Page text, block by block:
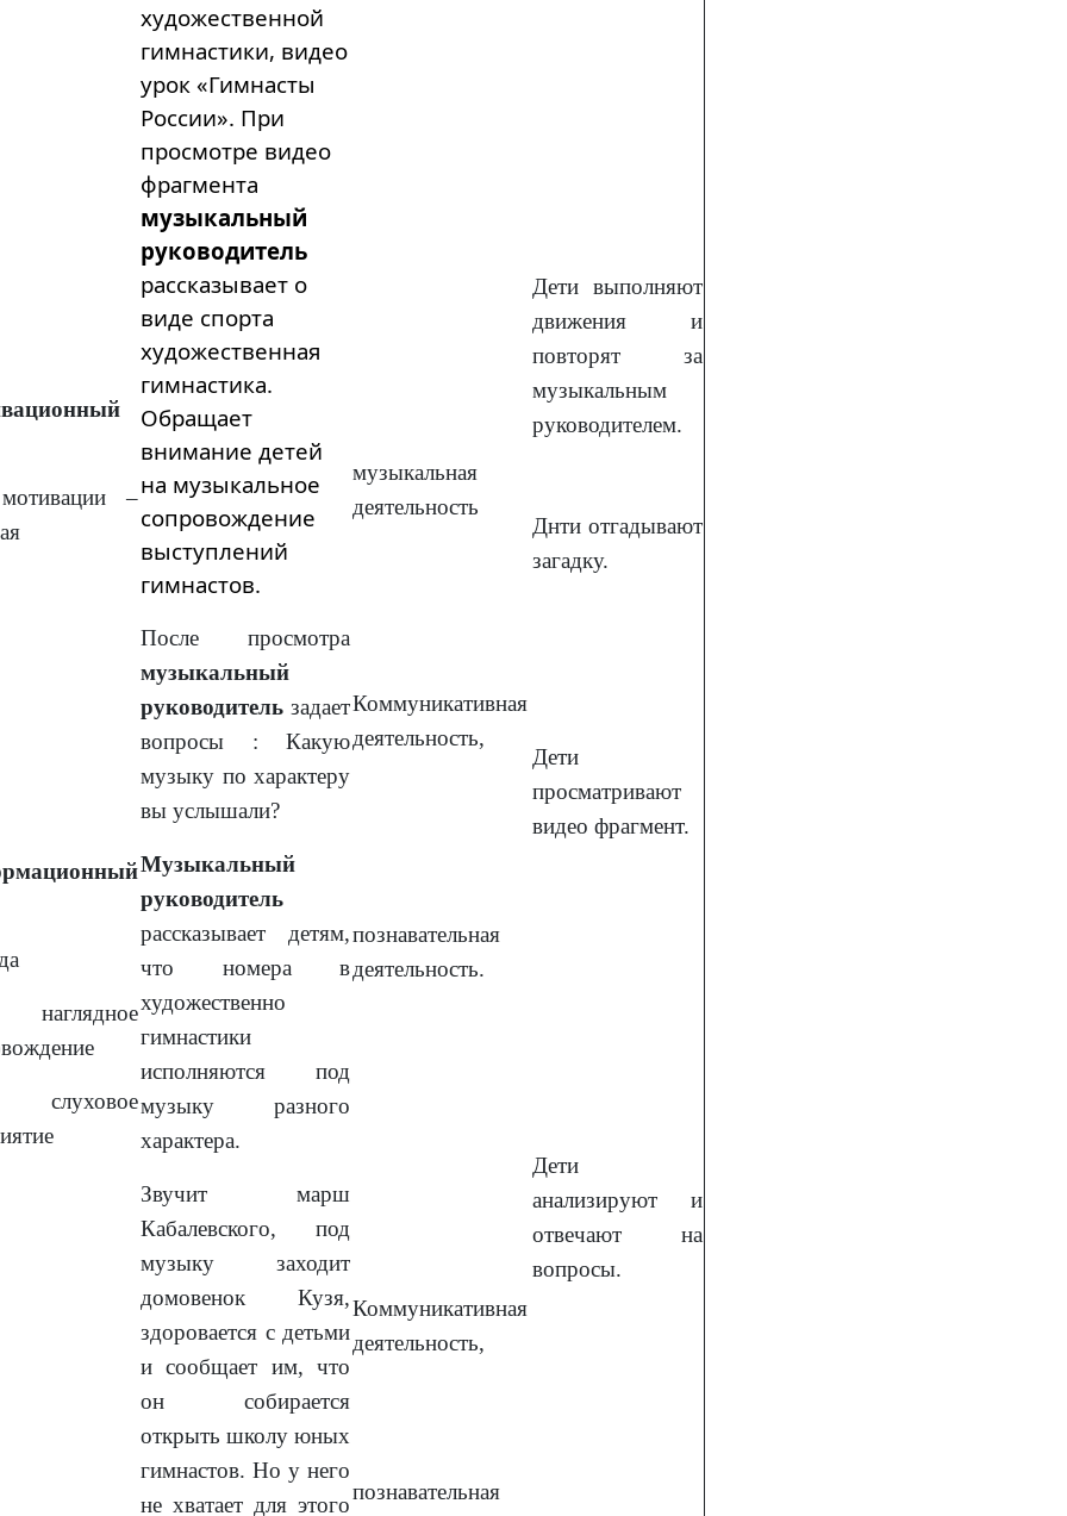
–
художественной
гимнастики, видео
урок «Гимнасты
России». При
просмотре видео
фрагмента
музыкальный
руководитель
рассказывает о
виде спорта
художественная
гимнастика.
Обращает
внимание детей
на музыкальное
сопровождение
выступлений
гимнастов.
После просмотра
музыкальный
руководитель задает
вопросы : Какую
музыку по характеру
вы услышали?
Музыкальный
руководитель
рассказывает детям,
что номера в
художественно
гимнастики
исполняются под
музыку разного
характера.
Звучит марш
Кабалевского, под
музыку заходит
домовенок Кузя,
здоровается с детьми
и сообщает им, что
он собирается
открыть школу юных
гимнастов. Но у него
не хватает для этого
музыкальная
деятельность
Коммуникативная
деятельность,
познавательная
деятельность.
Коммуникативная
деятельность,
познавательная
Дети выполняют
движения и
повторят за
музыкальным
руководителем.
Днти отгадывают
загадку.
Дети
просматривают
видео фрагмент.
Дети
анализируют и
отвечают на
вопросы.